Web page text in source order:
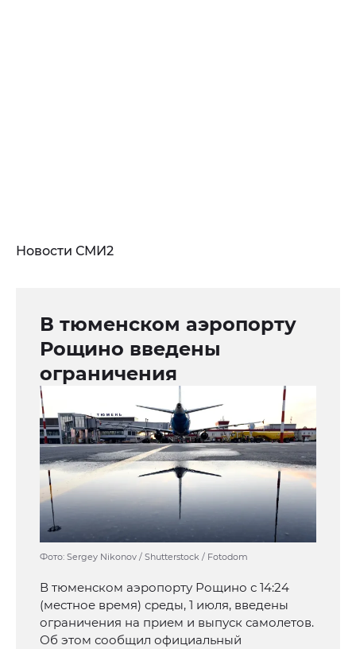
Новости СМИ2
В тюменском аэропорту
Рощино введены
ограничения
Фото: Sergey Nikonov / Shutterstock / Fotodom
В тюменском аэропорту Рощино с 14:24
(местное время) среды, 1 июля, введены
ограничения на прием и выпуск самолетов.
Об этом сообщил официальный